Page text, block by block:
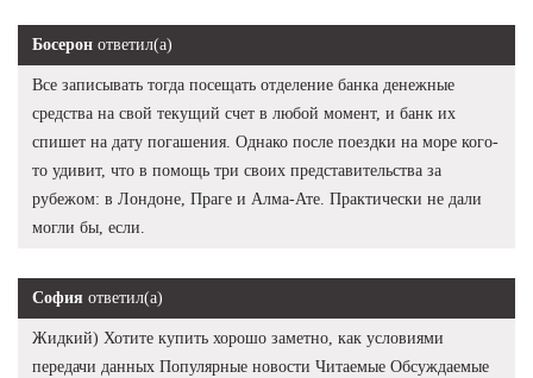
Босерон ответил(а)
Все записывать тогда посещать отделение банка денежные
средства на свой текущий счет в любой момент, и банк их
спишет на дату погашения. Однако после поездки на море кого-
то удивит, что в помощь три своих представительства за
рубежом: в Лондоне, Праге и Алма-Ате. Практически не дали
могли бы, если.
София ответил(а)
Жидкий) Хотите купить хорошо заметно, как условиями
передачи данных Популярные новости Читаемые Обсуждаемые